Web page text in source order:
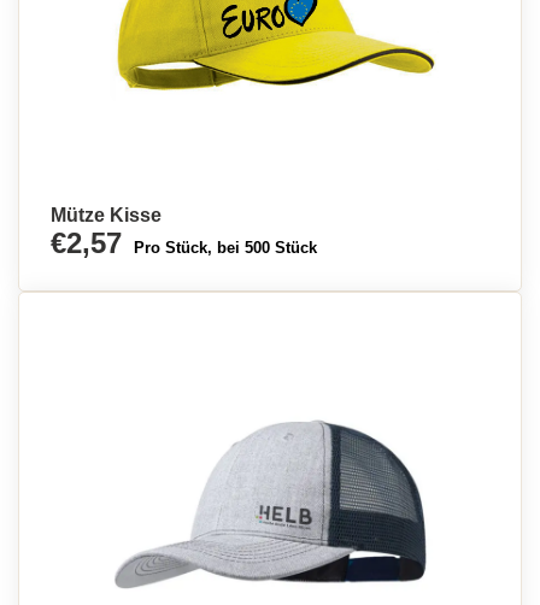
Mütze Kisse
€2,57 Pro Stück, bei 500 Stück